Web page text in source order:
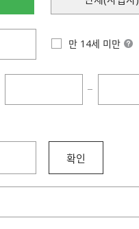
만 14세 미만
−
확인